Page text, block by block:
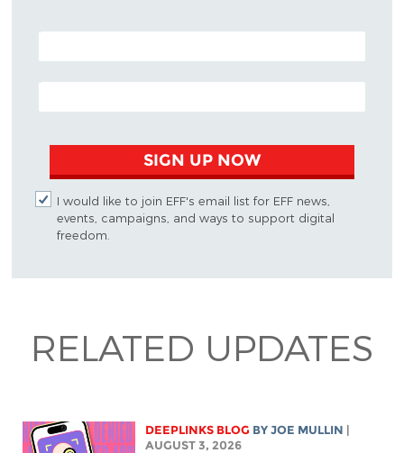
POSTAL CODE (OPTIONAL)
EMAIL ADDRESS
SIGN UP NOW
I would like to join EFF's email list for EFF news,
events, campaigns, and ways to support digital
freedom.
RELATED UPDATES
DEEPLINKS BLOG BYJOE MULLIN |
AUGUST 3, 2026